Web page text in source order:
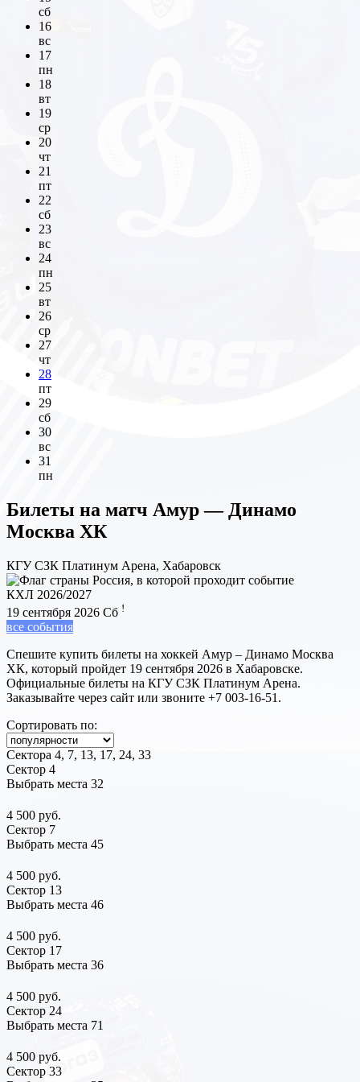
сб
16
вс
17
пн
18
вт
19
ср
20
чт
21
пт
22
сб
23
вс
24
пн
25
вт
26
ср
27
чт
28
пт
29
сб
30
вс
31
пн
Билеты на матч Амур — Динамо
Москва ХК
КГУ СЗК Платинум Арена, Хабаровск
КХЛ 2026/2027
19 сентября 2026 Сб !
все события
Спешите купить билеты на хоккей Амур – Динамо Москва
ХК, который пройдет 19 сентября 2026 в Хабаровске.
Официальные билеты на КГУ СЗК Платинум Арена.
Заказывайте через сайт или звоните +7 003-16-51.
Сортировать по:
Сектора 4, 7, 13, 17, 24, 33
Сектор 4
Выбрать места 32
4 500 руб.
Сектор 7
Выбрать места 45
4 500 руб.
Сектор 13
Выбрать места 46
4 500 руб.
Сектор 17
Выбрать места 36
4 500 руб.
Сектор 24
Выбрать места 71
4 500 руб.
Сектор 33